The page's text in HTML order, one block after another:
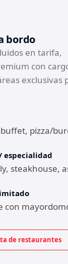
bordo
en tarifa,
con
exclusivas
pizza/
especialidad
steakhouse,
con
de restaurantes